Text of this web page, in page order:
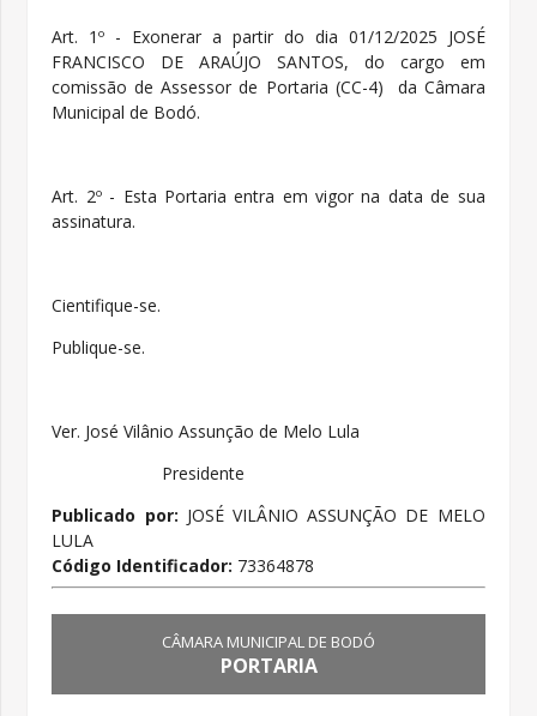
Art. 1º - Exonerar a partir do dia 01/12/2025 JOSÉ
FRANCISCO DE ARAÚJO SANTOS, do cargo em
comissão de Assessor de Portaria (CC-4) da Câmara
Municipal de Bodó.
Art. 2º - Esta Portaria entra em vigor na data de sua
assinatura.
Cientifique-se.
Publique-se.
Ver. José Vilânio Assunção de Melo Lula
Presidente
Publicado por: JOSÉ VILÂNIO ASSUNÇÃO DE MELO
LULA
Código Identificador: 73364878
CÂMARA MUNICIPAL DE BODÓ
PORTARIA